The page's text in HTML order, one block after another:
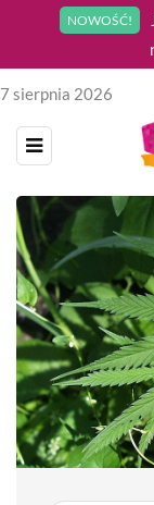
NOWOŚĆ!
7 sierpnia 2026